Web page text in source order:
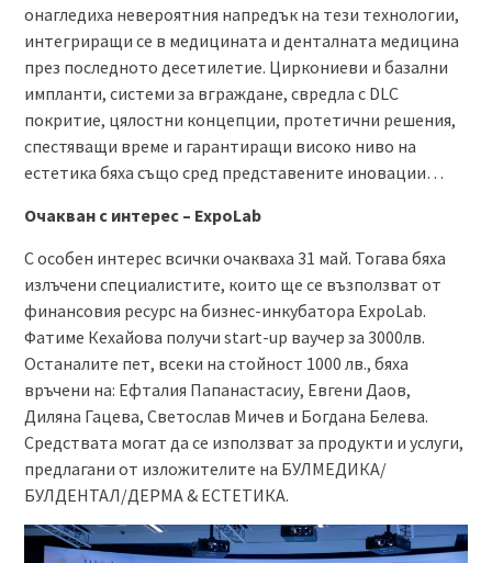
онагледиха невероятния напредък на тези технологии,
интегриращи се в медицината и денталната медицина
през последното десетилетие. Циркониеви и базални
импланти, системи за вграждане, свредла с DLC
покритие, цялостни концепции, протетични решения,
спестяващи време и гарантиращи високо ниво на
естетика бяха също сред представените иновации…
Очакван с интерес – ExpoLab
С особен интерес всички очакваха 31 май. Тогава бяха
излъчени специалистите, които ще се възползват от
финансовия ресурс на бизнес-инкубатора ExpoLab.
Фатиме Кехайова получи start-up ваучер за 3000лв.
Останалите пет, всеки на стойност 1000 лв., бяха
връчени на: Ефталия Папанастасиу, Евгени Даов,
Диляна Гацева, Светослав Мичев и Богдана Белева.
Средствата могат да се използват за продукти и услуги,
предлагани от изложителите на БУЛМЕДИКА/
БУЛДЕНТАЛ/ДЕРМА & EСТЕТИКА.